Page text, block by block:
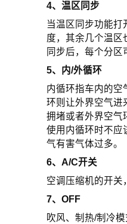
4、温区同步
当温区同步功能打
度，其余几个温区
同步后，每个分区
5、内/外循环
内循环指车内的空
环则让外界空气进
拥堵或者外界空气
使用内循环时不应
气有害气体过多。
6、A/C开关
空调压缩机的开关
7、OFF
吹风、制热/制冷